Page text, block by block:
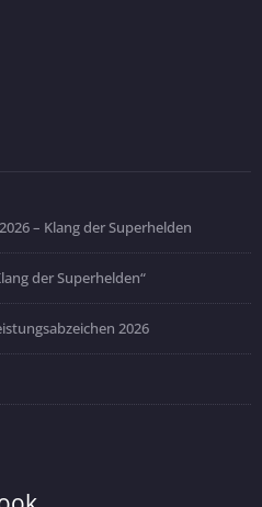
– Klang der Superhelden
der Superhelden“
2026